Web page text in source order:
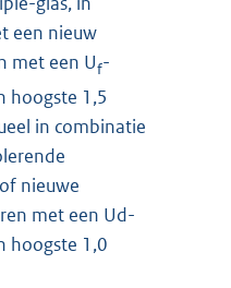
een nieuw
met een Uf-
hoogste 1,5
in combinatie
nieuwe
met een Ud-
hoogste 1,0